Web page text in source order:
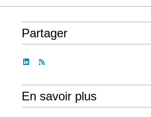
Partager
En savoir plus